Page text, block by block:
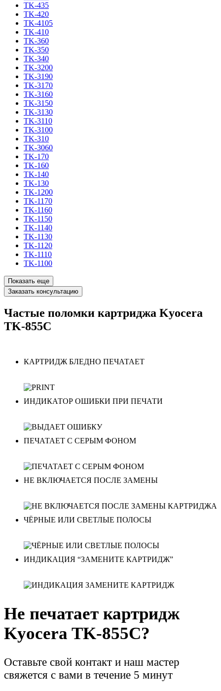
TK-435
TK-420
TK-4105
TK-410
TK-360
TK-350
TK-340
TK-3200
TK-3190
TK-3170
TK-3160
TK-3150
TK-3130
TK-3110
TK-3100
TK-310
TK-3060
TK-170
TK-160
TK-140
TK-130
TK-1200
TK-1170
TK-1160
TK-1150
TK-1140
TK-1130
TK-1120
TK-1110
TK-1100
Показать еще
Заказать консультацию
Частые поломки картриджа Kyocera
TK-855C
КАРТРИДЖ БЛЕДНО ПЕЧАТАЕТ
ИНДИКАТОР ОШИБКИ ПРИ ПЕЧАТИ
ПЕЧАТАЕТ С СЕРЫМ ФОНОМ
НЕ ВКЛЮЧАЕТСЯ ПОСЛЕ ЗАМЕНЫ
ЧЁРНЫЕ ИЛИ СВЕТЛЫЕ ПОЛОСЫ
ИНДИКАЦИЯ “ЗАМЕНИТЕ КАРТРИДЖ”
Не печатает картридж
Kyocera TK-855C?
Оставьте свой контакт и наш мастер
свяжется с вами в течение 5 минут